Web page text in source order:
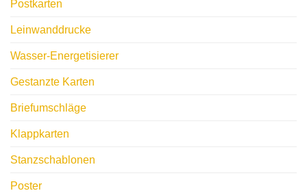
Postkarten
Leinwanddrucke
Wasser-Energetisierer
Gestanzte Karten
Briefumschläge
Klappkarten
Stanzschablonen
Poster